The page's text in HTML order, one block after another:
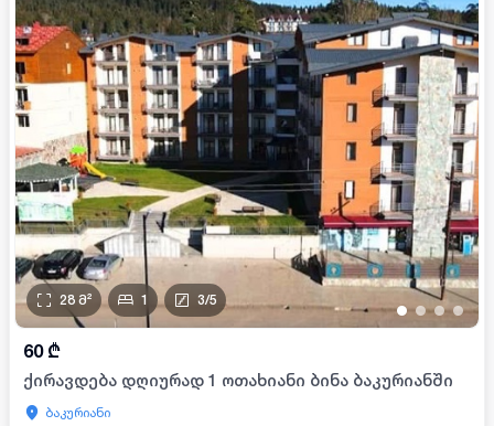
••••
28 მ² 1 3/5
60 ₾
ქირავდება დღიურად 1 ოთახიანი ბინა ბაკურიანში
ბაკურიანი